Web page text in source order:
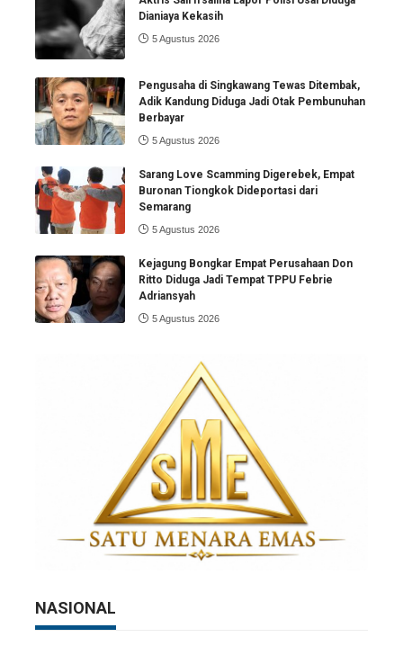
Dianiaya Kekasih
5 Agustus 2026
Pengusaha di Singkawang Tewas Ditembak,
Adik Kandung Diduga Jadi Otak Pembunuhan
Berbayar
5 Agustus 2026
Sarang Love Scamming Digerebek, Empat
Buronan Tiongkok Dideportasi dari
Semarang
5 Agustus 2026
Kejagung Bongkar Empat Perusahaan Don
Ritto Diduga Jadi Tempat TPPU Febrie
Adriansyah
5 Agustus 2026
NASIONAL